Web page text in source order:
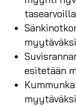
tasearvoilla
esitetään